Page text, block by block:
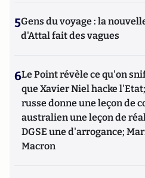
5Gens du voyage : la
d'Attal fait des vagues
6Le Point révèle ce qu'on
que Xavier Niel hacke
russe donne une leçon de
australien une leçon de
DGSE une d'arrogance;
Macron